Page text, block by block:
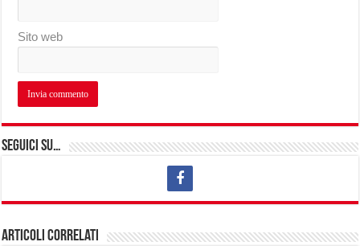
Sito web
Seguici su…
Articoli correlati